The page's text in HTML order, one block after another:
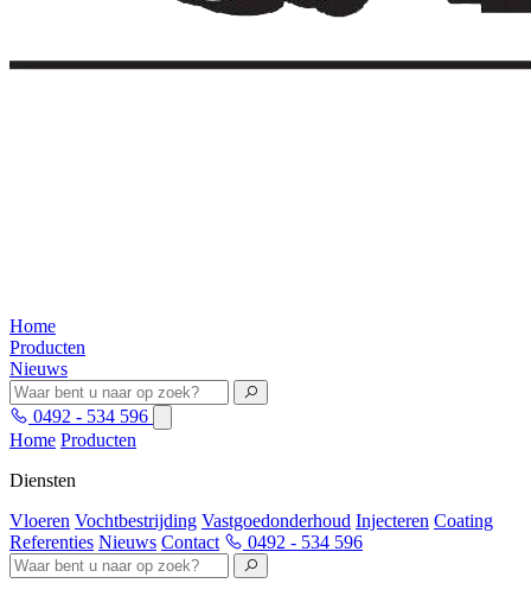
Home
Producten
Nieuws
0492 - 534 596
Home Producten
Diensten
Vloeren Vochtbestrijding Vastgoedonderhoud Injecteren Coating
Referenties Nieuws Contact 0492 - 534 596